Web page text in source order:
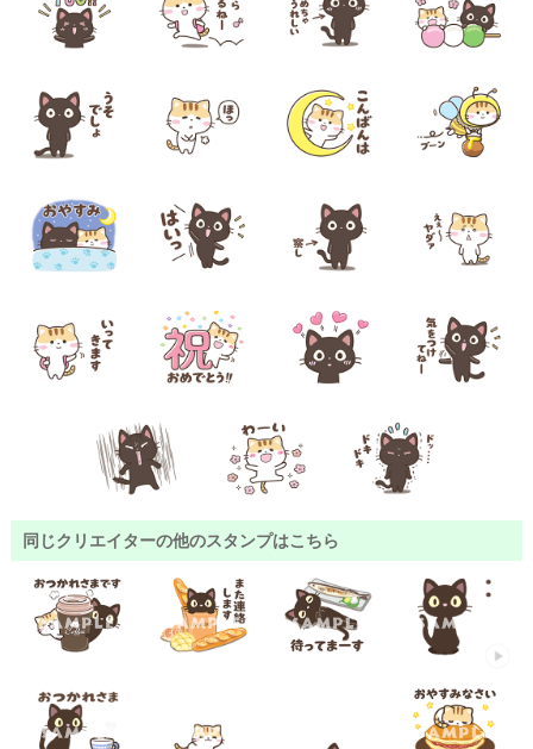
同じクリエイターの他のスタンプはこちら